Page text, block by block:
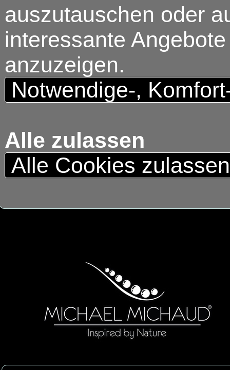
auszutauschen oder
interessante
anzuzeigen.
Notwendige-,
Alle zulassen
Alle Cookies